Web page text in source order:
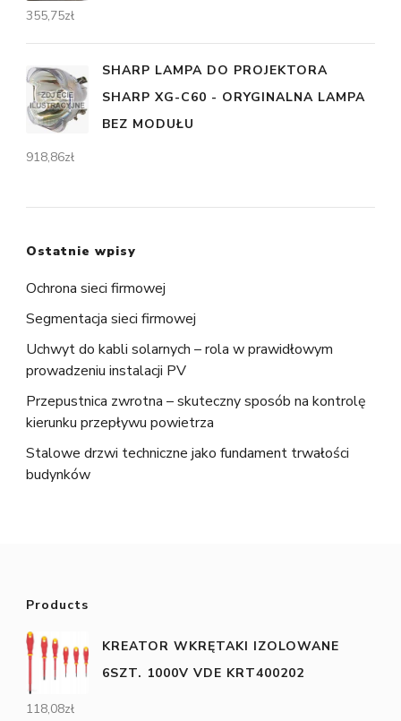
355,75zł
SHARP LAMPA DO PROJEKTORA
SHARP XG-C60 - ORYGINALNA LAMPA
BEZ MODUŁU
918,86zł
Ostatnie wpisy
Ochrona sieci firmowej
Segmentacja sieci firmowej
Uchwyt do kabli solarnych – rola w prawidłowym
prowadzeniu instalacji PV
Przepustnica zwrotna – skuteczny sposób na kontrolę
kierunku przepływu powietrza
Stalowe drzwi techniczne jako fundament trwałości
budynków
Products
KREATOR WKRĘTAKI IZOLOWANE
6SZT. 1000V VDE KRT400202
118,08zł